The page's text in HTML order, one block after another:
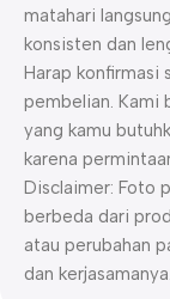
matahari
konsisten dan
Harap konfirmasi
pembelian. Kami
yang kamu
karena
Disclaimer: Foto
berbeda dari
atau perubahan
dan kerjasamanya.